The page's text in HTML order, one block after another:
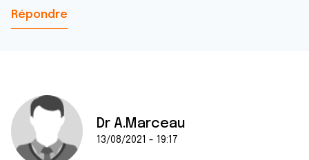
Répondre
Dr A.Marceau
13/08/2021 - 19:17